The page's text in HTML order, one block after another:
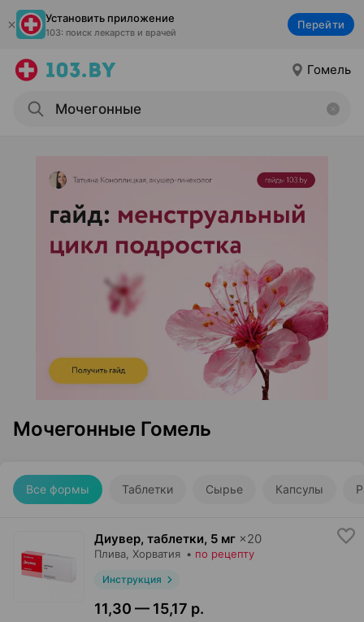
Установить приложение
103: поиск лекарств и врачей
Перейти
Гомель
Мочегонные Гомель
Все формы Таблетки Сырье Капсулы
Диувер, таблетки, 5 мг ×20
Плива , Хорватия • по рецепту
Инструкция
11,30 — 15,17 р.